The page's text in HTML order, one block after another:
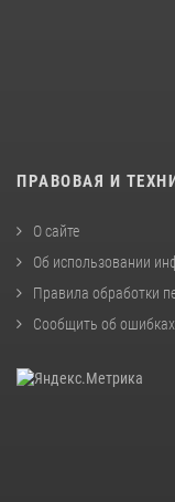
ПРАВОВАЯ И
О сайте
Об использовании
Правила обработки
Сообщить об ошибках